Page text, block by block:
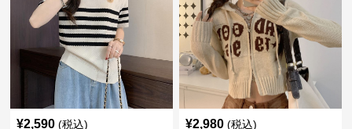
¥2,590 (税込) ¥2,980 (税込)